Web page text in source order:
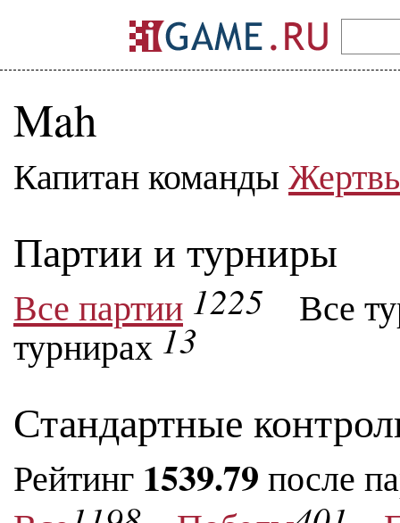
Mah
Капитан команды
Партии и турниры
Все партии 1225
Все
турнирах13
Стандартные
Рейтинг 1539.79 после